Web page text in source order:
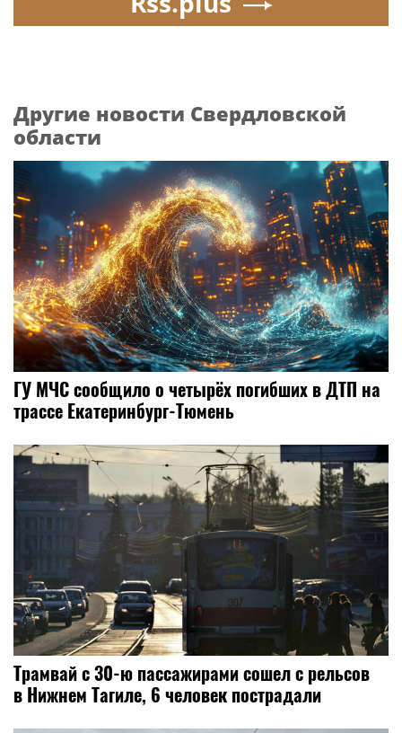
Другие новости Свердловской
области
ГУ МЧС сообщило о четырёх погибших в ДТП на
трассе Екатеринбург-Тюмень
Трамвай с 30-ю пассажирами сошел с рельсов
в Нижнем Тагиле, 6 человек пострадали